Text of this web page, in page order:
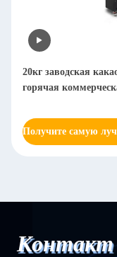
20кг заводская
горячая
Получите самую
Контакт